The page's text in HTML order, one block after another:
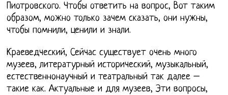
Пиотровского. Чтобы ответить на вопрос, Вот таким
образом, можно только зачем сказать, они нужны,
чтобы помнили, ценили и знали.
Краеведческий, Сейчас существует очень много
музеев, литературный исторический, музыкальный,
естественнонаучный и театральный так далее –
такие как. Актуальные и для музеев, Эти вопросы,